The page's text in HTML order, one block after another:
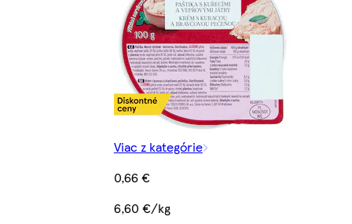
Viac z kategórie
0,66 €
6,60 €/kg